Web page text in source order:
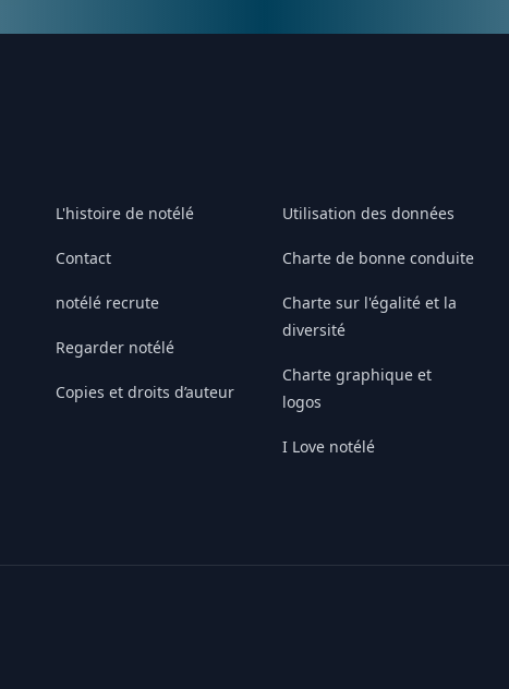
L'histoire de notélé
Contact
notélé recrute
Regarder notélé
Copies et droits d’auteur
Utilisation des données
Charte de bonne conduite
Charte sur l'égalité et la
diversité
Charte graphique et
logos
I Love notélé